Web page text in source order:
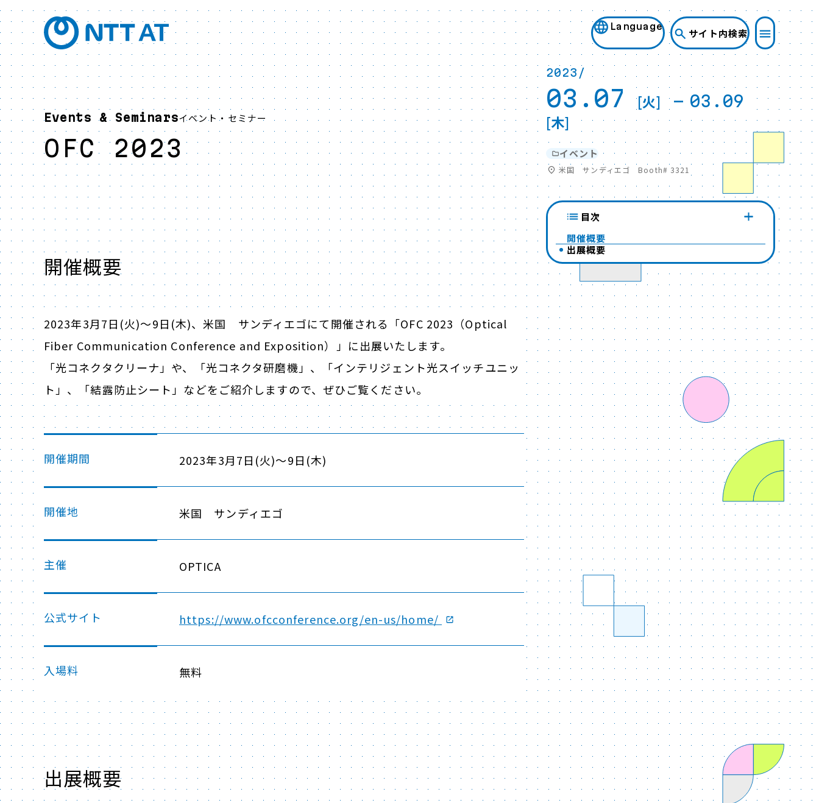
Language
サイト内検索
Events & Seminarsイベント・セミナー
OFC 2023
開催概要
2023年3月7日(火)～9日(木)、米国 サンディエゴにて開催される「OFC 2023（Optical
Fiber Communication Conference and Exposition）」に出展いたします。
「光コネクタクリーナ」や、「光コネクタ研磨機」、「インテリジェント光スイッチユニッ
ト」、「結露防止シート」などをご紹介しますので、ぜひご覧ください。
開催期間 2023年3月7日(火)～9日(木)
開催地 米国 サンディエゴ
主催 OPTICA
公式サイト https://www.ofcconference.org/en-us/home/
入場料 無料
出展概要
2023/
03.07 [火] - 03.09
[木]
イベント
米国 サンディエゴ Booth# 3321
目次
開催概要
出展概要